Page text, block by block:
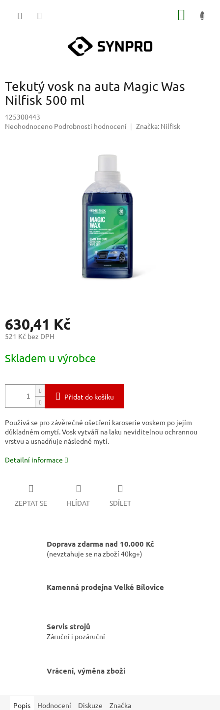
Tekutý vosk na auta Magic Was
Nilfisk 500 ml
125300443
Průměrné
Neohodnoceno Podrobnosti hodnocení Značka: Nilfisk
630,41 Kč
521 Kč bez DPH
cena:
Skladem u výrobce
Přidat do košíku
Používá se pro závěrečné ošetření karoserie voskem po jejím
důkladném omytí.Vosk vytváří na laku neviditelnou ochrannou
vrstvu a usnadňuje následné mytí.
Detailní informace
ZEPTAT SE HLÍDAT SDÍLET
Doprava zdarma nad 10.000 Kč
(nevztahuje se na zboží 40kg+)
Kamenná prodejna Velké Bílovice
Servis strojů
Záruční i pozáruční
Vrácení, výměna zboží
Popis Hodnocení Diskuze Značka